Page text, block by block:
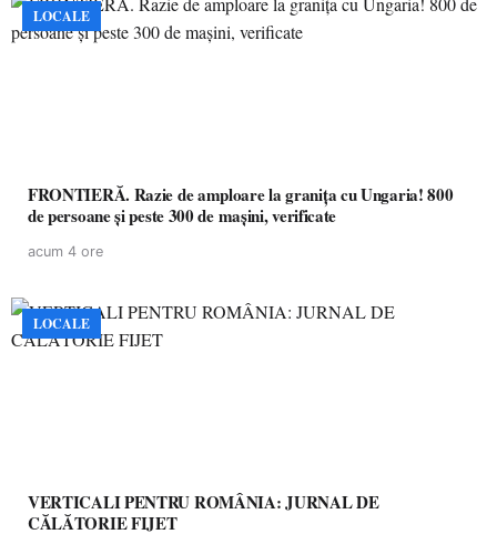
LOCALE
FRONTIERĂ. Razie de amploare la granița cu Ungaria! 800
de persoane și peste 300 de mașini, verificate
acum 4 ore
LOCALE
VERTICALI PENTRU ROMÂNIA: JURNAL DE
CĂLĂTORIE FIJET